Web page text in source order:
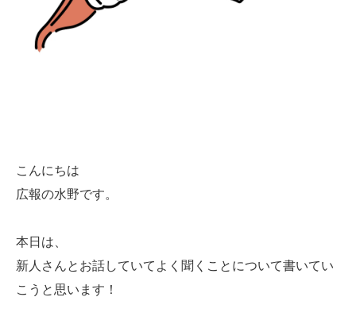
こんにちは
広報の水野です。
本日は、
新人さんとお話していてよく聞くことについて書いてい
こうと思います！